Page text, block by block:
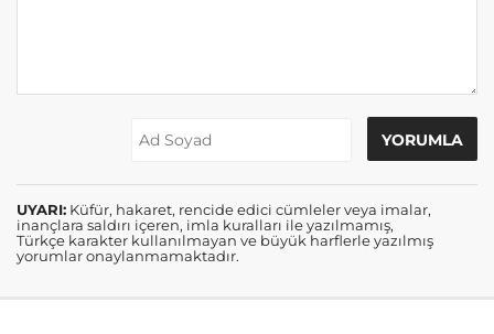
UYARI: Küfür, hakaret, rencide edici cümleler veya imalar,
inançlara saldırı içeren, imla kuralları ile yazılmamış,
Türkçe karakter kullanılmayan ve büyük harflerle yazılmış
yorumlar onaylanmamaktadır.